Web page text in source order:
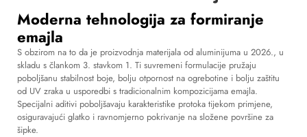
Moderna tehnologija za formiranje
emajla
S obzirom na to da je proizvodnja materijala od aluminijuma u 2026., u
skladu s člankom 3. stavkom 1. Ti suvremeni formulacije pružaju
poboljšanu stabilnost boje, bolju otpornost na ogrebotine i bolju zaštitu
od UV zraka u usporedbi s tradicionalnim kompozicijama emajla.
Specijalni aditivi poboljšavaju karakteristike protoka tijekom primjene,
osiguravajući glatko i ravnomjerno pokrivanje na složene površine za
šipke.